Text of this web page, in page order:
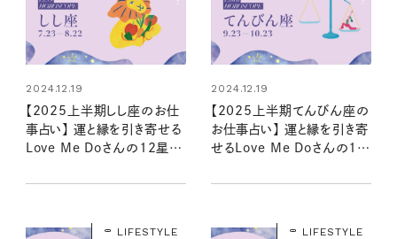
2024.12.19
【2025上半期しし座のお仕
事占い】 運と縁を引き寄せる
Love Me Doさんの12星座
2024.12.19
【2025上半期てんびん座の
お仕事占い】 運と縁を引き寄
せるLove Me Doさんの12
LIFESTYLE LIFESTYLE